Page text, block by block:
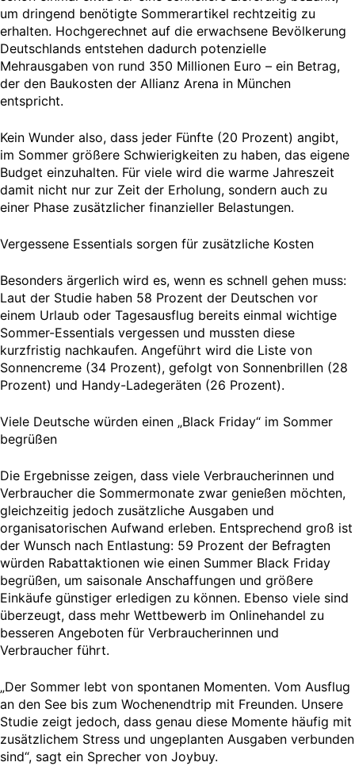
um dringend benötigte Sommerartikel rechtzeitig zu
erhalten. Hochgerechnet auf die erwachsene Bevölkerung
Deutschlands entstehen dadurch potenzielle
Mehrausgaben von rund 350 Millionen Euro – ein Betrag,
der den Baukosten der Allianz Arena in München
entspricht.
Kein Wunder also, dass jeder Fünfte (20 Prozent) angibt,
im Sommer größere Schwierigkeiten zu haben, das eigene
Budget einzuhalten. Für viele wird die warme Jahreszeit
damit nicht nur zur Zeit der Erholung, sondern auch zu
einer Phase zusätzlicher finanzieller Belastungen.
Vergessene Essentials sorgen für zusätzliche Kosten
Besonders ärgerlich wird es, wenn es schnell gehen muss:
Laut der Studie haben 58 Prozent der Deutschen vor
einem Urlaub oder Tagesausflug bereits einmal wichtige
Sommer-Essentials vergessen und mussten diese
kurzfristig nachkaufen. Angeführt wird die Liste von
Sonnencreme (34 Prozent), gefolgt von Sonnenbrillen (28
Prozent) und Handy-Ladegeräten (26 Prozent).
Viele Deutsche würden einen „Black Friday“ im Sommer
begrüßen
Die Ergebnisse zeigen, dass viele Verbraucherinnen und
Verbraucher die Sommermonate zwar genießen möchten,
gleichzeitig jedoch zusätzliche Ausgaben und
organisatorischen Aufwand erleben. Entsprechend groß ist
der Wunsch nach Entlastung: 59 Prozent der Befragten
würden Rabattaktionen wie einen Summer Black Friday
begrüßen, um saisonale Anschaffungen und größere
Einkäufe günstiger erledigen zu können. Ebenso viele sind
überzeugt, dass mehr Wettbewerb im Onlinehandel zu
besseren Angeboten für Verbraucherinnen und
Verbraucher führt.
„Der Sommer lebt von spontanen Momenten. Vom Ausflug
an den See bis zum Wochenendtrip mit Freunden. Unsere
Studie zeigt jedoch, dass genau diese Momente häufig mit
zusätzlichem Stress und ungeplanten Ausgaben verbunden
sind“, sagt ein Sprecher von Joybuy.